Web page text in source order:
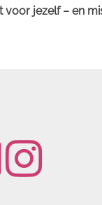
jezelf – en